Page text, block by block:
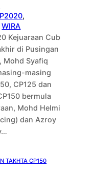
WIRA
Kejuaraan Cub
di Pusingan
Mohd Syafiq
masing
CP125 dan
bermula
Mohd Helmi
dan Azroy